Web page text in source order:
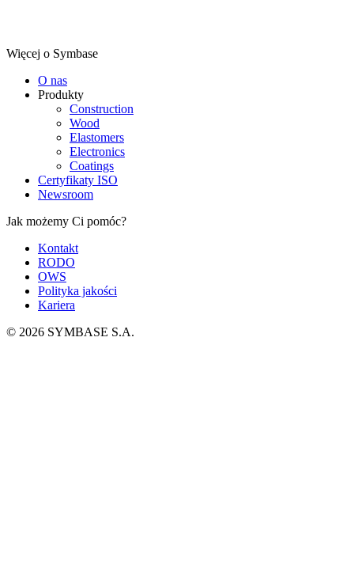
Więcej o Symbase
O nas
Produkty
Construction
Wood
Elastomers
Electronics
Coatings
Certyfikaty ISO
Newsroom
Jak możemy Ci pomóc?
Kontakt
RODO
OWS
Polityka jakości
Kariera
© 2026 SYMBASE S.A.